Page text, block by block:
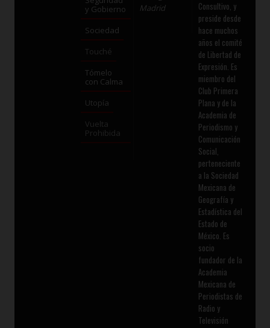
y Gobierno
Sociedad
Touché
Tómelo
con Calma
Utopía
Vuelta
Prohibida
Madrid
Consultivo, y
preside desde
hace muchos
años el comité
de Libertad de
Expresión. Es
miembro del
Club Primera
Plana y de la
Academia de
Periodismo y
Comunicación
Social,
perteneciente
a la Sociedad
Mexicana de
Geografía y
Estadística del
Estado de
México. Es
socio
fundador de la
Academia
Mexicana de
Periodistas de
Radio y
Televisión